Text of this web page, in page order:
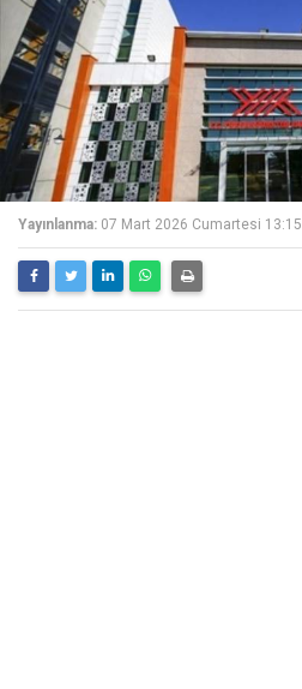
Yayınlanma: 07 Mart 2026 Cumartesi 13:15